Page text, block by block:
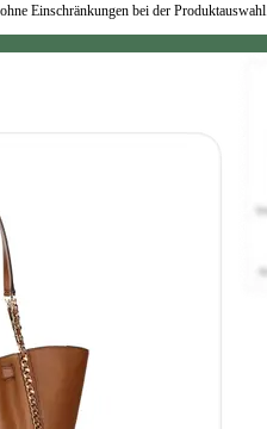
Einschränkungen bei der Produktauswahl.